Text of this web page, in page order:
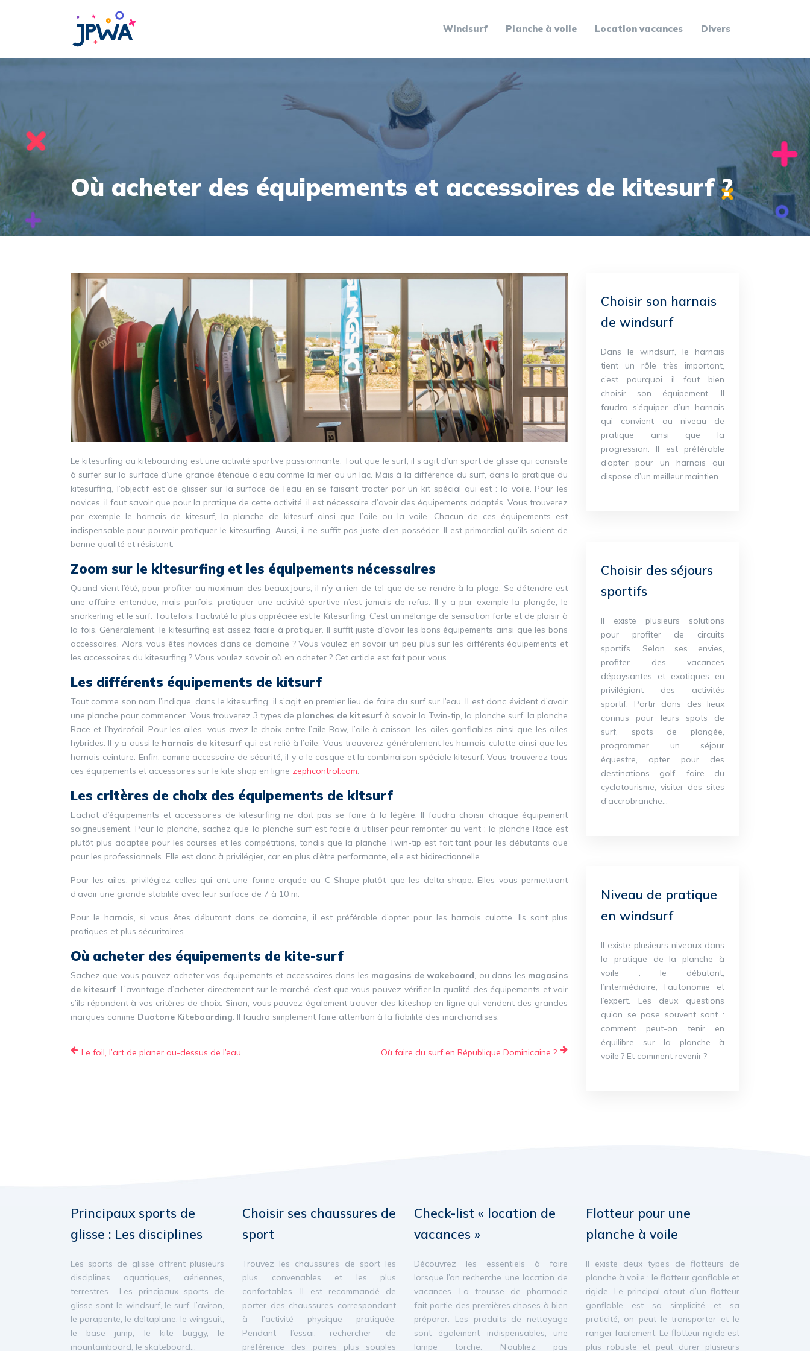
Windsurf Planche à voile Location vacances Divers
Où acheter des équipements et accessoires de kitesurf ?
Le kitesurfing ou kiteboarding est une activité sportive passionnante. Tout que le surf, il s’agit d’un sport de glisse qui consiste
à surfer sur la surface d’une grande étendue d’eau comme la mer ou un lac. Mais à la différence du surf, dans la pratique du
kitesurfing, l’objectif est de glisser sur la surface de l’eau en se faisant tracter par un kit spécial qui est : la voile. Pour les
novices, il faut savoir que pour la pratique de cette activité, il est nécessaire d’avoir des équipements adaptés. Vous trouverez
par exemple le harnais de kitesurf, la planche de kitesurf ainsi que l’aile ou la voile. Chacun de ces équipements est
indispensable pour pouvoir pratiquer le kitesurfing. Aussi, il ne suffit pas juste d’en posséder. Il est primordial qu’ils soient de
bonne qualité et résistant.
Zoom sur le kitesurfing et les équipements nécessaires
Quand vient l’été, pour profiter au maximum des beaux jours, il n’y a rien de tel que de se rendre à la plage. Se détendre est
une affaire entendue, mais parfois, pratiquer une activité sportive n’est jamais de refus. Il y a par exemple la plongée, le
snorkerling et le surf. Toutefois, l’activité la plus appréciée est le Kitesurfing. C’est un mélange de sensation forte et de plaisir à
la fois. Généralement, le kitesurfing est assez facile à pratiquer. Il suffit juste d’avoir les bons équipements ainsi que les bons
accessoires. Alors, vous êtes novices dans ce domaine ? Vous voulez en savoir un peu plus sur les différents équipements et
les accessoires du kitesurfing ? Vous voulez savoir où en acheter ? Cet article est fait pour vous.
Les différents équipements de kitsurf
Tout comme son nom l’indique, dans le kitesurfing, il s’agit en premier lieu de faire du surf sur l’eau. Il est donc évident d’avoir
une planche pour commencer. Vous trouverez 3 types de planches de kitesurf à savoir la Twin-tip, la planche surf, la planche
Race et l’hydrofoil. Pour les ailes, vous avez le choix entre l’aile Bow, l’aile à caisson, les ailes gonflables ainsi que les ailes
hybrides. Il y a aussi le harnais de kitesurf qui est relié à l’aile. Vous trouverez généralement les harnais culotte ainsi que les
harnais ceinture. Enfin, comme accessoire de sécurité, il y a le casque et la combinaison spéciale kitesurf. Vous trouverez tous
ces équipements et accessoires sur le kite shop en ligne zephcontrol.com.
Les critères de choix des équipements de kitsurf
L’achat d’équipements et accessoires de kitesurfing ne doit pas se faire à la légère. Il faudra choisir chaque équipement
soigneusement. Pour la planche, sachez que la planche surf est facile à utiliser pour remonter au vent ; la planche Race est
plutôt plus adaptée pour les courses et les compétitions, tandis que la planche Twin-tip est fait tant pour les débutants que
pour les professionnels. Elle est donc à privilégier, car en plus d’être performante, elle est bidirectionnelle.
Pour les ailes, privilégiez celles qui ont une forme arquée ou C-Shape plutôt que les delta-shape. Elles vous permettront
d’avoir une grande stabilité avec leur surface de 7 à 10 m.
Pour le harnais, si vous êtes débutant dans ce domaine, il est préférable d’opter pour les harnais culotte. Ils sont plus
pratiques et plus sécuritaires.
Où acheter des équipements de kite-surf
Sachez que vous pouvez acheter vos équipements et accessoires dans les magasins de wakeboard, ou dans les magasins
de kitesurf. L’avantage d’acheter directement sur le marché, c’est que vous pouvez vérifier la qualité des équipements et voir
s’ils répondent à vos critères de choix. Sinon, vous pouvez également trouver des kiteshop en ligne qui vendent des grandes
marques comme Duotone Kiteboarding. Il faudra simplement faire attention à la fiabilité des marchandises.
Le foil, l’art de planer au-dessus de l’eau Où faire du surf en République Dominicaine ?
Choisir son harnais
de windsurf
Dans le windsurf, le harnais
tient un rôle très important,
c’est pourquoi il faut bien
choisir son équipement. Il
faudra s’équiper d’un harnais
qui convient au niveau de
pratique ainsi que la
progression. Il est préférable
d’opter pour un harnais qui
dispose d’un meilleur maintien.
Choisir des séjours
sportifs
Il existe plusieurs solutions
pour profiter de circuits
sportifs. Selon ses envies,
profiter des vacances
dépaysantes et exotiques en
privilégiant des activités
sportif. Partir dans des lieux
connus pour leurs spots de
surf, spots de plongée,
programmer un séjour
équestre, opter pour des
destinations golf, faire du
cyclotourisme, visiter des sites
d’accrobranche…
Niveau de pratique
en windsurf
Il existe plusieurs niveaux dans
la pratique de la planche à
voile : le débutant,
l’intermédiaire, l’autonomie et
l’expert. Les deux questions
qu’on se pose souvent sont :
comment peut-on tenir en
équilibre sur la planche à
voile ? Et comment revenir ?
Principaux sports de
glisse : Les disciplines
Les sports de glisse offrent plusieurs
disciplines aquatiques, aériennes,
terrestres… Les principaux sports de
glisse sont le windsurf, le surf, l’aviron,
le parapente, le deltaplane, le wingsuit,
le base jump, le kite buggy, le
mountainboard, le skateboard…
Choisir ses chaussures de
sport
Trouvez les chaussures de sport les
plus convenables et les plus
confortables. Il est recommandé de
porter des chaussures correspondant
à l’activité physique pratiquée.
Pendant l’essai, rechercher de
préférence des paires plus souples
Check-list « location de
vacances »
Découvrez les essentiels à faire
lorsque l’on recherche une location de
vacances. La trousse de pharmacie
fait partie des premières choses à bien
préparer. Les produits de nettoyage
sont également indispensables, une
lampe torche. N’oubliez pas
Flotteur pour une
planche à voile
Il existe deux types de flotteurs de
planche à voile : le flotteur gonflable et
rigide. Le principal atout d’un flotteur
gonflable est sa simplicité et sa
praticité, on peut le transporter et le
ranger facilement. Le flotteur rigide est
plus robuste et peut durer plusieurs